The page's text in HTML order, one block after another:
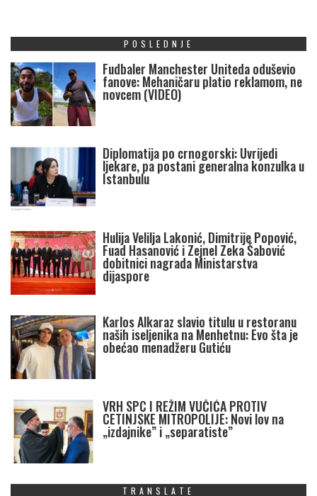
POSLEDNJE
Fudbaler Manchester Uniteda oduševio
fanove: Mehaničaru platio reklamom, ne
novcem (VIDEO)
Diplomatija po crnogorski: Uvrijedi
ljekare, pa postani generalna konzulka u
Istanbulu
Hulija Velilja Lakonić, Dimitrije Popović,
Fuad Hasanović i Zejnel Zeka Šabović
dobitnici nagrada Ministarstva
dijaspore
Karlos Alkaraz slavio titulu u restoranu
naših iseljenika na Menhetnu: Evo šta je
obećao menadžeru Gutiću
VRH SPC I REŽIM VUČIĆA PROTIV
CETINJSKE MITROPOLIJE: Novi lov na
„izdajnike” i „separatiste”
TRANSLATE